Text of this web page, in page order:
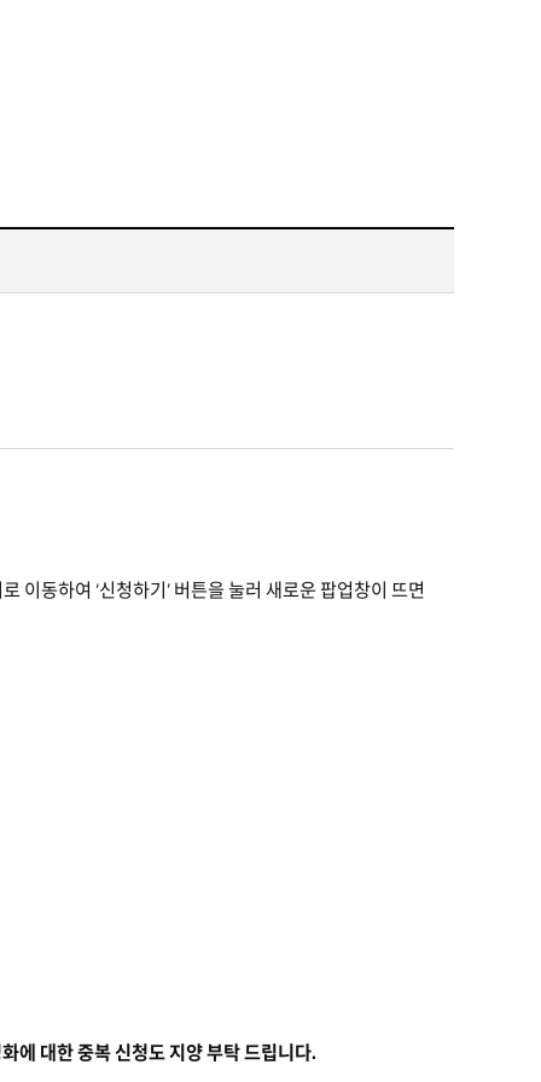
이동하여 ‘신청하기’ 버튼을 눌러 새로운 팝업창이 뜨면
에 대한 중복 신청도 지양 부탁 드립니다.